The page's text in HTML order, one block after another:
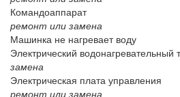
Командоаппарат
ремонт или замена
Машинка не нагревает воду
Электрический водонагревательный
замена
Электрическая плата управления
ремонт или замена